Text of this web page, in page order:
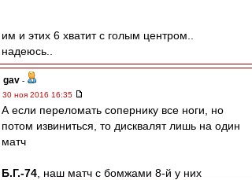
им и этих 6 хватит с голым центром..
надеюсь..
gav -
30 ноя 2016 16:35
А если переломать сопернику все ноги, но
потом извиниться, то дисквалят лишь на один
матч
Б.Г.-74 , наш матч с бомжами 8-й у них